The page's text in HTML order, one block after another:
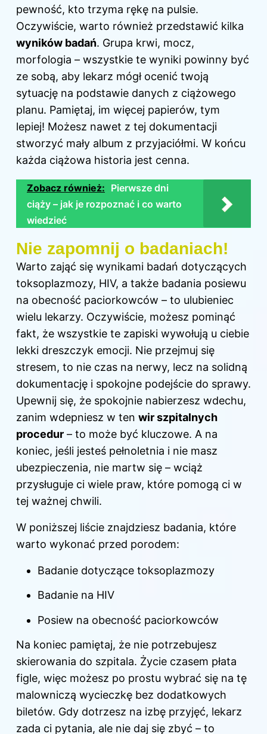
pewność, kto trzyma rękę na pulsie.
Oczywiście, warto również przedstawić kilka
wyników badań. Grupa krwi, mocz,
morfologia – wszystkie te wyniki powinny być
ze sobą, aby lekarz mógł ocenić twoją
sytuację na podstawie danych z ciążowego
planu. Pamiętaj, im więcej papierów, tym
lepiej! Możesz nawet z tej dokumentacji
stworzyć mały album z przyjaciółmi. W końcu
każda ciążowa historia jest cenna.
Zobacz również: Pierwsze dni
ciąży – jak je rozpoznać i co warto
wiedzieć
Nie zapomnij o badaniach!
Warto zająć się wynikami badań dotyczących
toksoplazmozy, HIV, a także badania posiewu
na obecność paciorkowców – to ulubieniec
wielu lekarzy. Oczywiście, możesz pominąć
fakt, że wszystkie te zapiski wywołują u ciebie
lekki dreszczyk emocji. Nie przejmuj się
stresem, to nie czas na nerwy, lecz na solidną
dokumentację i spokojne podejście do sprawy.
Upewnij się, że spokojnie nabierzesz wdechu,
zanim wdepniesz w ten wir szpitalnych
procedur – to może być kluczowe. A na
koniec, jeśli jesteś pełnoletnia i nie masz
ubezpieczenia, nie martw się – wciąż
przysługuje ci wiele praw, które pomogą ci w
tej ważnej chwili.
W poniższej liście znajdziesz badania, które
warto wykonać przed porodem:
Badanie dotyczące toksoplazmozy
Badanie na HIV
Posiew na obecność paciorkowców
Na koniec pamiętaj, że nie potrzebujesz
skierowania do szpitala. Życie czasem płata
figle, więc możesz po prostu wybrać się na tę
malowniczą wycieczkę bez dodatkowych
biletów. Gdy dotrzesz na izbę przyjęć, lekarz
zada ci pytania, ale nie daj się zbyć – to